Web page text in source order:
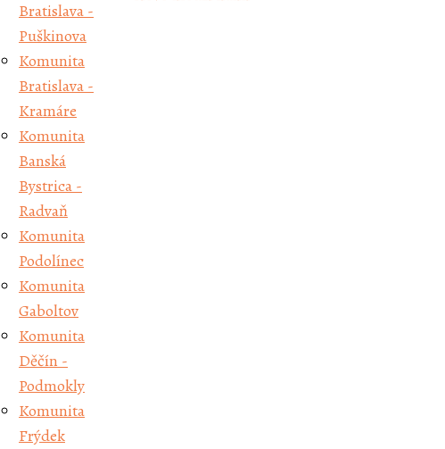
Bratislava -
Puškinova
Komunita
Bratislava -
Kramáre
Komunita
Banská
Bystrica -
Radvaň
Komunita
Podolínec
Komunita
Gaboltov
Komunita
Děčín -
Podmokly
Komunita
Frýdek
Komunita
Gaboltov
Komunita
Děčín -
Podmokly
Komunita
Frýdek
Komunita
Tasovice
Komunita
Kaunas, Litva
Projekty